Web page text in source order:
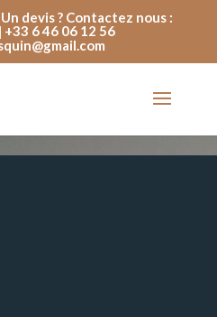
devis ? Contactez nous :
+33 6 46 06 12 56